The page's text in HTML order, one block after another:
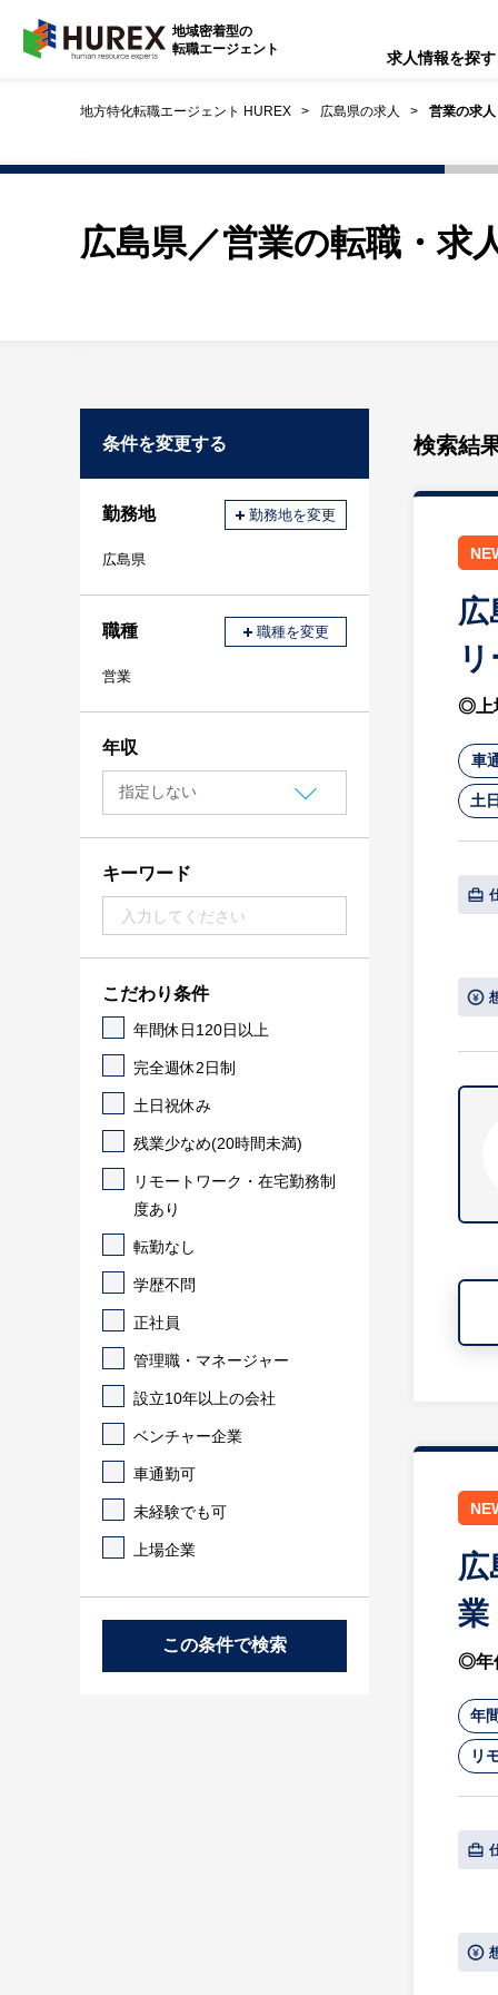
HUREX
地域密着型の
転職エージェント
求人情報を探す
地方特化転職エージェント HUREX 広島県の求人 営業の求人
広島県／営業の転職・求
検索結
◎上
車
土
業
◎年
年
リ
条件を変更する
勤務地 勤務地を変更
広島県
職種 職種を変更
営業
年収
キーワード
こだわり条件
年間休日120日以上
完全週休2日制
土日祝休み
残業少なめ(20時間未満)
リモートワーク・在宅勤務制
度あり
転勤なし
学歴不問
正社員
管理職・マネージャー
設立10年以上の会社
ベンチャー企業
車通勤可
未経験でも可
上場企業
この条件で検索